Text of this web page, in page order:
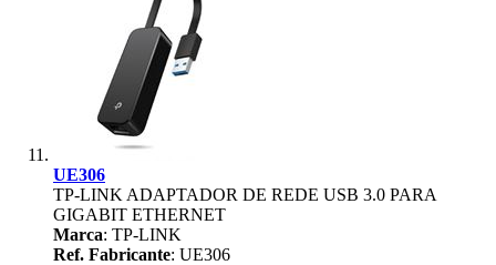
UE306
TP-LINK ADAPTADOR DE REDE USB 3.0 PARA
GIGABIT ETHERNET
Marca: TP-LINK
Ref. Fabricante: UE306